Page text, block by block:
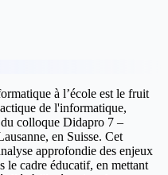
à l’école est le fruit
de l'informatique,
colloque Didapro 7 –
en Suisse. Cet
approfondie des enjeux
le cadre éducatif, en mettant